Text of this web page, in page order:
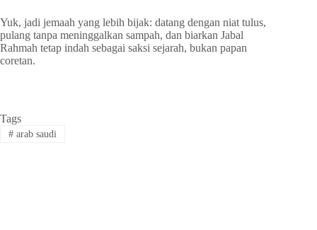
Yuk, jadi jemaah yang lebih bijak: datang dengan niat tulus,
pulang tanpa meninggalkan sampah, dan biarkan Jabal
Rahmah tetap indah sebagai saksi sejarah, bukan papan
coretan.
Tags
#arab saudi